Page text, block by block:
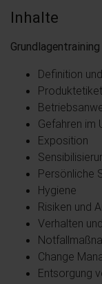
Inhalte
Definition
Gefahren im
Exposition
Persönliche
Hygiene
Risiken und
Verhalten
Change
Entsorgung